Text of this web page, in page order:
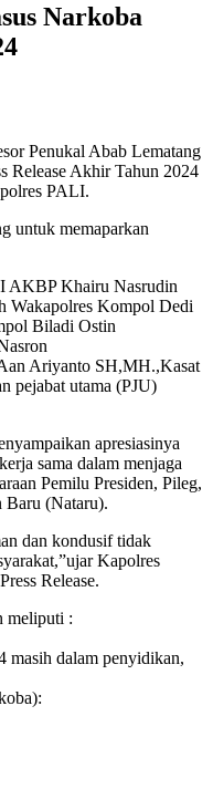
Narkoba
Penukal Abab Lematang
Release Akhir Tahun 2024
PALI.
untuk memaparkan
AKBP Khairu Nasrudin
Wakapolres Kompol Dedi
Biladi Ostin
Ariyanto SH,MH.,Kasat
pejabat utama (PJU)
apresiasinya
sama dalam menjaga
Pemilu Presiden, Pileg,
Baru (Nataru).
dan kondusif tidak
Kapolres
Release.
meliputi :
masih dalam penyidikan,